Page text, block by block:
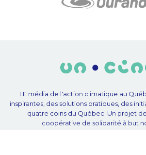
LE média de l'action climatique au
inspirantes, des solutions pratiques, des
quatre coins du Québec. Un projet
coopérative de solidarité à but